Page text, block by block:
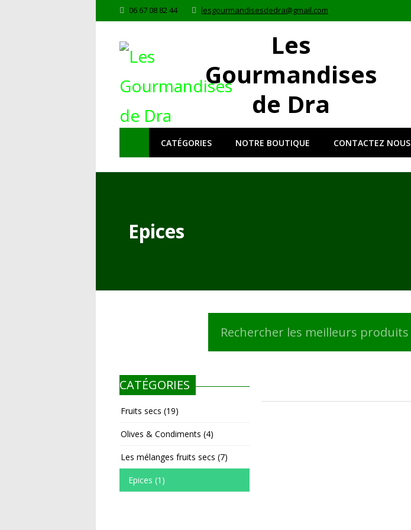
06 67 08 82 44 lesgourmandisesdedra@gmail.com
Les
Gourmandises
de Dra
CATÉGORIES NOTRE BOUTIQUE CONTACTEZ NOUS
Epices
CATÉGORIES
Fruits secs (19)
Olives & Condiments (4)
Les mélanges fruits secs (7)
Epices (1)